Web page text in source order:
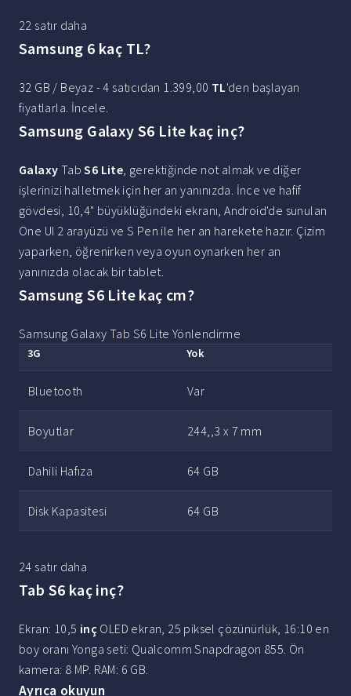
22 satır daha
Samsung 6 kaç TL?
32 GB / Beyaz - 4 satıcıdan 1.399,00 TL'den başlayan
fiyatlarla. İncele.
Samsung Galaxy S6 Lite kaç inç?
Galaxy TabS6 Lite, gerektiğinde not almak ve diğer
işlerinizi halletmek için her an yanınızda. İnce ve hafif
gövdesi, 10,4" büyüklüğündeki ekranı, Android'de sunulan
One UI 2 arayüzü ve S Pen ile her an harekete hazır. Çizim
yaparken, öğrenirken veya oyun oynarken her an
yanınızda olacak bir tablet.
Samsung S6 Lite kaç cm?
Samsung Galaxy Tab S6 Lite Yönlendirme
3G Yok
Bluetooth Var
Boyutlar 244,,3 x 7 mm
Dahili Hafıza 64 GB
Disk Kapasitesi 64 GB
24 satır daha
Tab S6 kaç inç?
Ekran: 10,5 inç OLED ekran, 25 piksel çözünürlük, 16:10 en
boy oranı Yonga seti: Qualcomm Snapdragon 855. Ön
kamera: 8 MP. RAM: 6 GB.
Ayrıca okuyun